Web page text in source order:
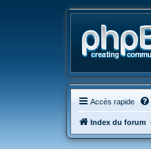
Accès rapide
Index du forum